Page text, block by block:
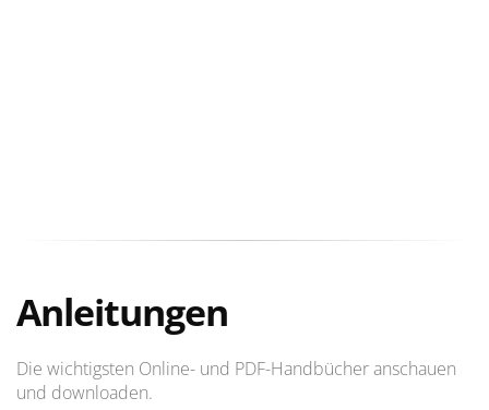
Anleitungen
Die wichtigsten Online- und PDF-Handbücher anschauen
und downloaden.